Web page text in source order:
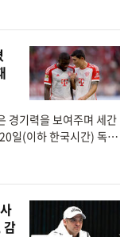
경기력을 보여주며 세간
일(이하 한국시간) 독일
감